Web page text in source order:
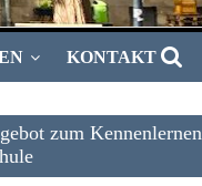
KONTAKT
zum Kennenlernen